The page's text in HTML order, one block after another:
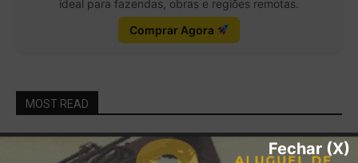
ideal para fazendas, obras e regiões remotas.
Comprar Agora
MOST READ
Descarga e Içamento com Caminhão
Munck em Inocência, Anastácio e todo o
Fechar (X)